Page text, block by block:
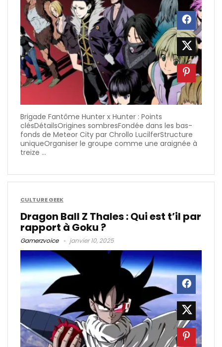
Brigade Fantôme Hunter x Hunter : Points
clésDétailsOrigines sombresFondée dans les bas-
fonds de Meteor City par Chrollo LucilferStructure
uniqueOrganiser le groupe comme une araignée à
treize ...
CULTURE GEEK
Dragon Ball Z Thales : Qui est t’il par
rapport à Goku ?
Gamerzvoice janvier 10, 2025